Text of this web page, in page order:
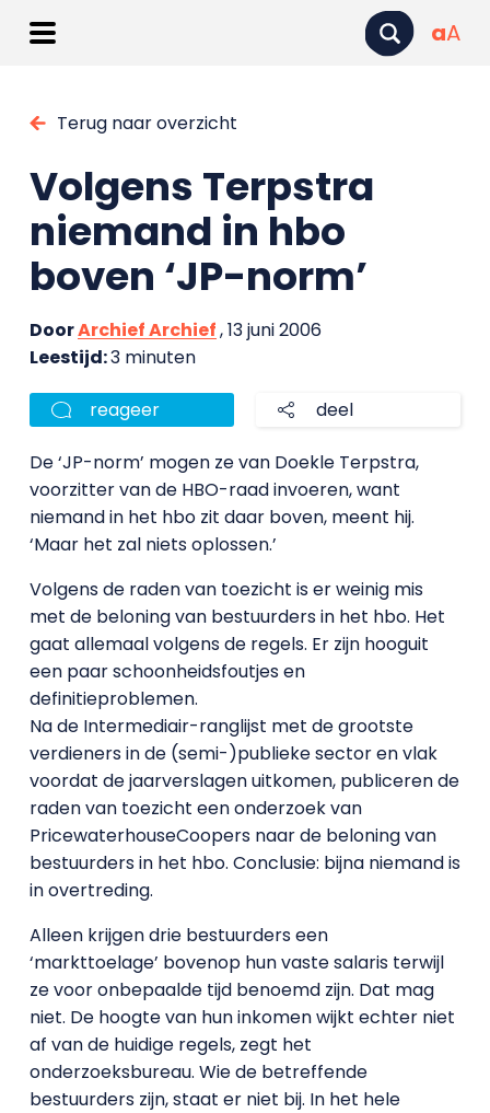
aA
Terug naar overzicht
Volgens Terpstra
niemand in hbo
boven ‘JP-norm’
DoorArchief Archief, 13 juni 2006
Leestijd:3 minuten
reageer deel
De ‘JP-norm’ mogen ze van Doekle Terpstra,
voorzitter van de HBO-raad invoeren, want
niemand in het hbo zit daar boven, meent hij.
‘Maar het zal niets oplossen.’
Volgens de raden van toezicht is er weinig mis
met de beloning van bestuurders in het hbo. Het
gaat allemaal volgens de regels. Er zijn hooguit
een paar schoonheidsfoutjes en
definitieproblemen.
Na de Intermediair-ranglijst met de grootste
verdieners in de (semi-)publieke sector en vlak
voordat de jaarverslagen uitkomen, publiceren de
raden van toezicht een onderzoek van
PricewaterhouseCoopers naar de beloning van
bestuurders in het hbo. Conclusie: bijna niemand is
in overtreding.
Alleen krijgen drie bestuurders een
‘markttoelage’ bovenop hun vaste salaris terwijl
ze voor onbepaalde tijd benoemd zijn. Dat mag
niet. De hoogte van hun inkomen wijkt echter niet
af van de huidige regels, zegt het
onderzoeksbureau. Wie de betreffende
bestuurders zijn, staat er niet bij. In het hele